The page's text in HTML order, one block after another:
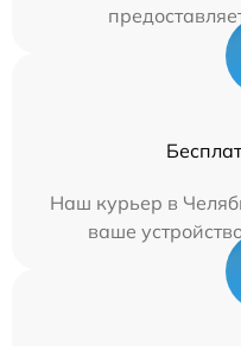
Наш курьер в
ваше